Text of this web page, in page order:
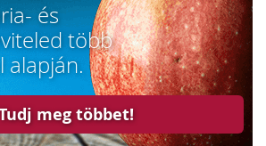
és
több
alapján.
meg többet!